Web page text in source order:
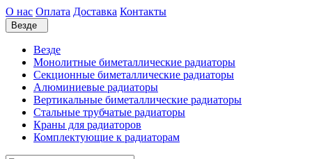
О нас Оплата Доставка Контакты
Везде
Везде
Монолитные биметаллические радиаторы
Секционные биметаллические радиаторы
Алюминиевые радиаторы
Вертикальные биметаллические радиаторы
Стальные трубчатые радиаторы
Краны для радиаторов
Комплектующие к радиаторам